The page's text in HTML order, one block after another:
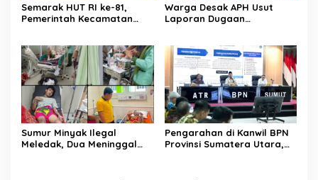
Semarak HUT RI ke-81,
Pemerintah Kecamatan
Warga Desak APH Usut
Laporan Dugaan
Sumur Minyak Ilegal
Meledak, Dua Meninggal
Pengarahan di Kanwil BPN
Provinsi Sumatera Utara,